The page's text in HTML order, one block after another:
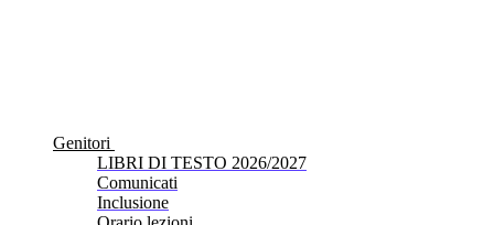
Genitori
LIBRI DI TESTO 2026/2027
Comunicati
Inclusione